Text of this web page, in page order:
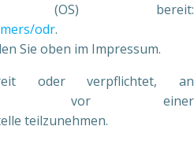
(OS) bereit:
odr.
Sie oben im Impressum.
oder verpflichtet, an
vor einer
teilzunehmen.